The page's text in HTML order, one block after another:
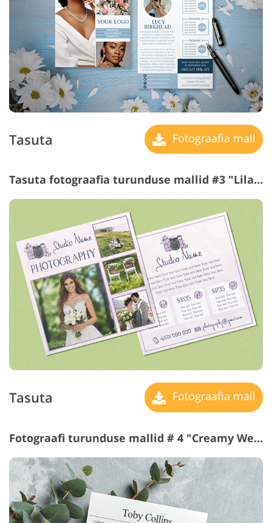
Tasuta Fotograafia mall
Tasuta fotograafia turunduse mallid #3 "Lilac"
Tasuta Fotograafia mall
Fotograafi turunduse mallid # 4 "Creamy Wedding"